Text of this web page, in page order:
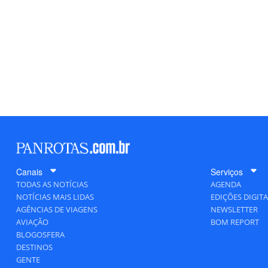
Canais
TODAS AS NOTÍCIAS
NOTÍCIAS MAIS LIDAS
AGÊNCIAS DE VIAGENS
AVIAÇÃO
BLOGOSFERA
DESTINOS
GENTE
Serviços
AGENDA
EDIÇÕES
NEWSLETTER
BOM REPORT